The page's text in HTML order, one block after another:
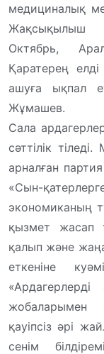
медициналық
Жақсықылыш
Октябрь,
Қаратерең елді
ашуға ықпал
Жұмашев.
Сала
сәттілік
арналған
«Сын-
экономиканың
қызмет жасап
қалып және
еткеніне
жобаларымен
қауіпсіз әрі
сенім